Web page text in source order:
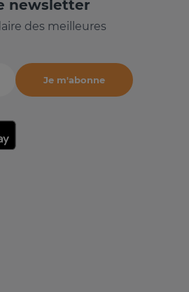
newsletter
des meilleures
Je m'abonne